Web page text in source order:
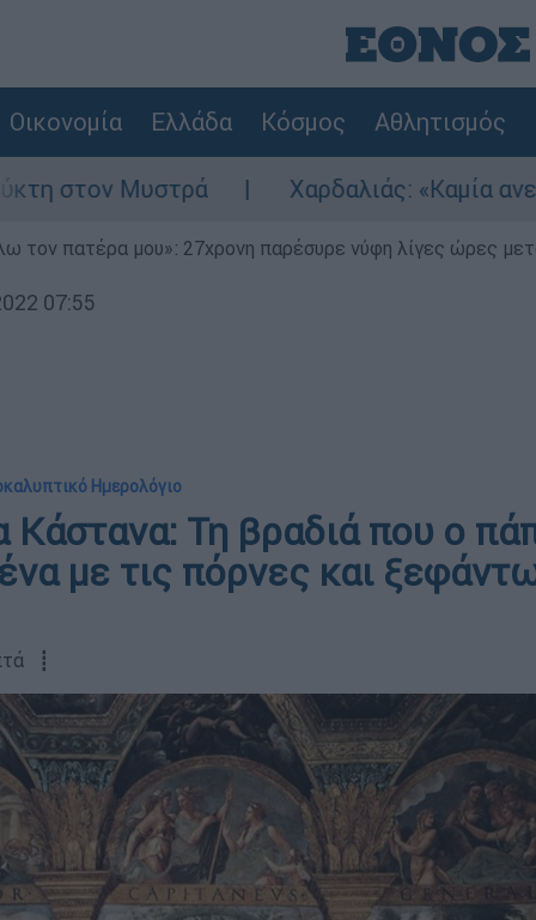
Οικονομία Ελλάδα Κόσμος Αθλητισμός
Χαρδαλιάς: «Καμία ανεμογεννήτρια
τον πατέρα μου»: 27χρονη παρέσυρε νύφη λίγες ώρες
07:55
Ημερολόγιο
Κάστανα: Τη βραδιά που ο
ένα με τις πόρνες και
┋